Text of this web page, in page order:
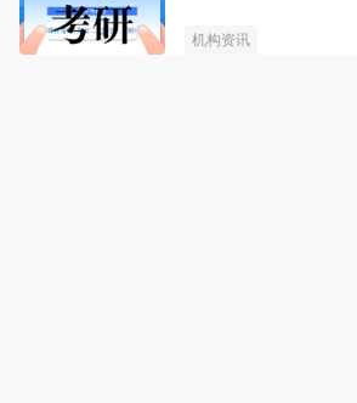
机构资讯